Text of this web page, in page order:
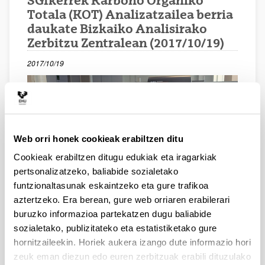
Web orri honek cookieak erabiltzen ditu
Cookieak erabiltzen ditugu edukiak eta iragarkiak
pertsonalizatzeko, baliabide sozialetako
funtzionaltasunak eskaintzeko eta gure trafikoa
aztertzeko. Era berean, gure web orriaren erabilerari
buruzko informazioa partekatzen dugu baliabide
sozialetako, publizitateko eta estatistiketako gure
hornitzaileekin. Horiek aukera izango dute informazio hori
zeuk eman diezun edo euren zerbitzuak erabili dituzulako
Totala (KOT) Analizatzailea berria
daukate Bizkaiko Analisirako
Zerbitzu Zentralean (2017/10/19)
2017/10/19
SGIkerren Bizkaiako Analisi Zerbitzu Zentralak
Tenperatura altuetan oxidazio katalitiko bidez eta NDIR
detektorea duen, karbono organiko totala (TOC)